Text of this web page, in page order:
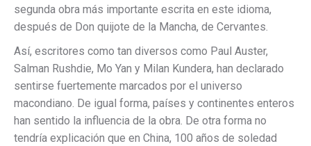
segunda obra más importante escrita en este idioma,
después de Don quijote de la Mancha, de Cervantes.
Así, escritores como tan diversos como Paul Auster,
Salman Rushdie, Mo Yan y Milan Kundera, han declarado
sentirse fuertemente marcados por el universo
macondiano. De igual forma, países y continentes enteros
han sentido la influencia de la obra. De otra forma no
tendría explicación que en China, 100 años de soledad